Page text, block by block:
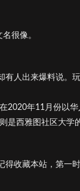
很像。
有人出来爆料说。
2020年11月份以
是西雅图社区大学
得收藏本站，第一